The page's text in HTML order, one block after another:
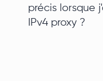
précis lorsque
IPv4 proxy ?